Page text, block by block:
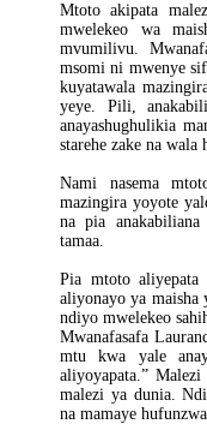
Mtoto akipata
mwelekeo wa
mvumilivu.
msomi ni mwenye
kuyatawala
yeye. Pili,
anayashughulikia
starehe zake na
Nami nasema
mazingira yoyote
na pia
tamaa.
Pia mtoto
aliyonayo ya
ndiyo mwelekeo
Mwanafasafa
mtu kwa yale
aliyoyapata.”
malezi ya dunia.
na mamaye